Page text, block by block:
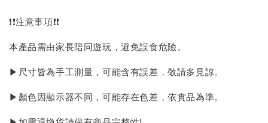
❗❗注意事項❗❗
本產品需由家長陪同遊玩，避免誤食危險。
▶尺寸皆為手工測量，可能含有誤差，敬請多見諒。
▶顏色因顯示器不同，可能存在色差，依實品為準。